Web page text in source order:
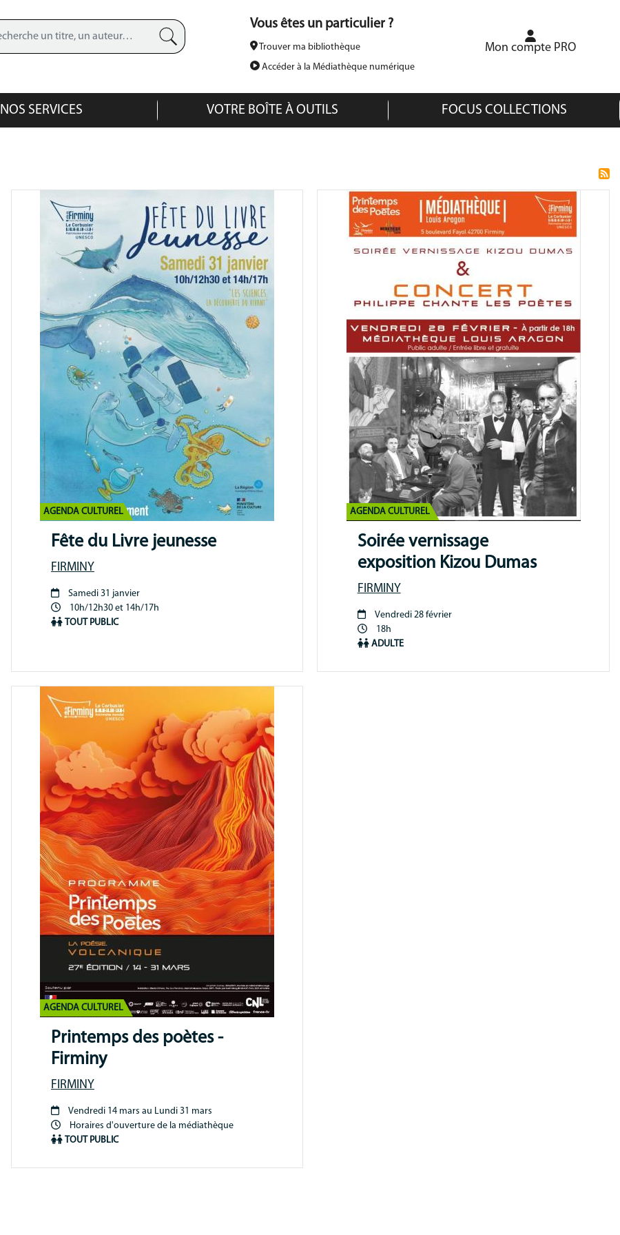
au
contenu
principal
Vous êtes un particulier ?
Trouver ma bibliothèque
Accéder à la Médiathèque numérique
Mon compte PRO
NOS SERVICES VOTRE BOÎTE À OUTILS FOCUS COLLECTIONS
AGENDA CULTUREL
Fête du Livre jeunesse
FIRMINY
Période
animation
Samedi 31 janvier
10h/12h30 et 14h/17h
TOUT PUBLIC
AGENDA CULTUREL
Soirée vernissage
exposition Kizou Dumas
FIRMINY
Période
animation
Vendredi 28 février
18h
ADULTE
AGENDA CULTUREL
Printemps des poètes -
Firminy
FIRMINY
Période
animation
Vendredi 14 mars au Lundi 31 mars
Horaires d'ouverture de la médiathèque
TOUT PUBLIC